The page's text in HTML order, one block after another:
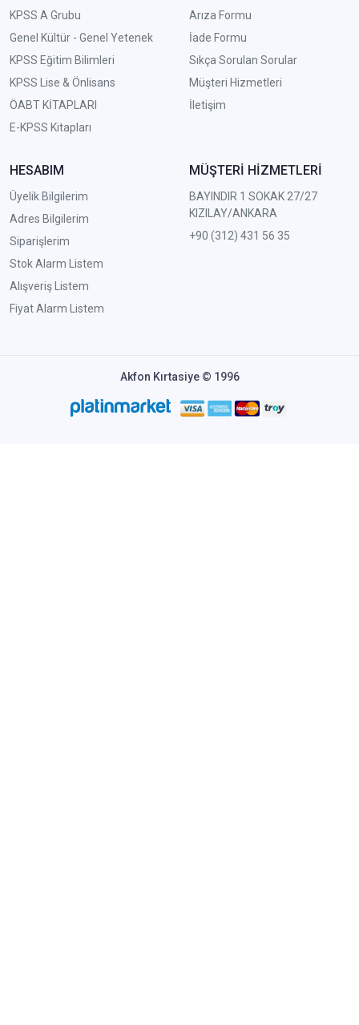
KPSS A Grubu
Genel Kültür - Genel Yetenek
KPSS Eğitim Bilimleri
KPSS Lise & Önlisans
ÖABT KİTAPLARI
E-KPSS Kitapları
Arıza Formu
İade Formu
Sıkça Sorulan Sorular
Müşteri Hizmetleri
İletişim
HESABIM
Üyelik Bilgilerim
Adres Bilgilerim
Siparişlerim
Stok Alarm Listem
Alışveriş Listem
Fiyat Alarm Listem
MÜŞTERİ HİZMETLERİ
BAYINDIR 1 SOKAK 27/27
KIZILAY/ANKARA
+90 (312) 431 56 35
Akfon Kırtasiye © 1996